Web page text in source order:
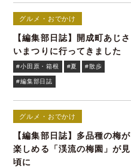
グルメ・おでかけ
【編集部日誌】開成町あじさ
いまつりに行ってきました
#小田原・箱根 #夏 #散歩
#編集部日誌
グルメ・おでかけ
【編集部日誌】多品種の梅が
楽しめる「渓流の梅園」が見
頃に